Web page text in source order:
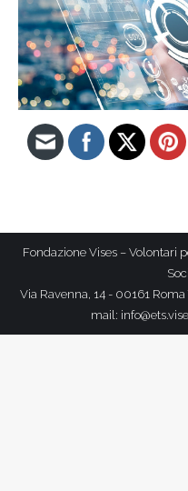
Fondazione Vises – Volontari
Via Ravenna, 14 - 00161
mail: